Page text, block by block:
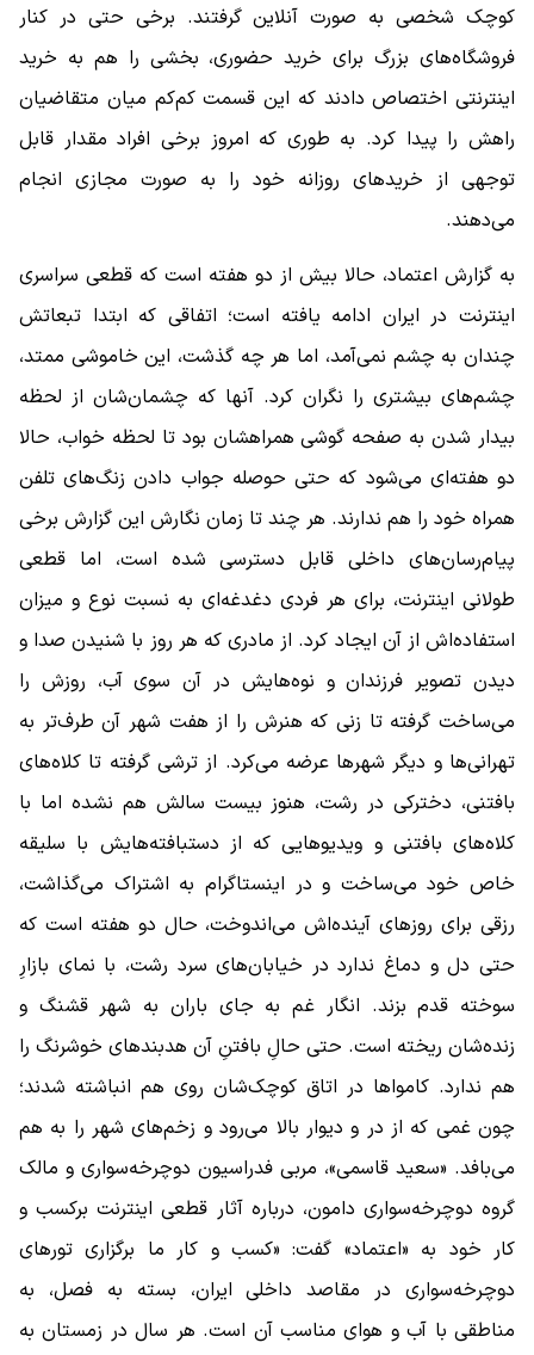
کوچک شخصی به صورت آنلاین گرفتند. برخی حتی در کنار
فروشگاه‌های بزرگ برای خرید حضوری، بخشی را هم به خرید
اینترنتی اختصاص دادند که این قسمت کم‌کم میان متقاضیان
راهش را پیدا کرد. به‌ طوری که امروز برخی افراد مقدار قابل
توجهی از خریدهای روزانه خود را به صورت مجازی انجام
می‌دهند.
به گزارش اعتماد، حالا بیش از دو هفته است که قطعی سراسری
اینترنت در ایران ادامه یافته است؛ اتفاقی که ابتدا تبعاتش
چندان به چشم نمی‌آمد، اما هر چه گذشت، این خاموشی ممتد،
چشم‌های بیشتری را نگران کرد. آنها که چشمان‌شان از لحظه
بیدار شدن به صفحه گوشی همراهشان بود تا لحظه خواب، حالا
دو هفته‌ای می‌شود که حتی حوصله جواب دادن زنگ‌های تلفن
همراه خود را هم ندارند. هر چند تا زمان نگارش این گزارش برخی
پیام‌رسان‌های داخلی قابل دسترسی شده است، اما قطعی
طولانی اینترنت، برای هر فردی دغدغه‌ای به نسبت نوع و میزان
استفاده‌اش از آن ایجاد کرد. از مادری که هر روز با شنیدن صدا و
دیدن تصویر فرزندان و نوه‌هایش در آن سوی آب، روزش را
می‌ساخت گرفته تا زنی که هنرش را از هفت شهر آن طرف‌تر به
تهرانی‌ها و دیگر شهرها عرضه می‌کرد. از ترشی گرفته تا کلاه‌های
بافتنی، دخترکی در رشت، هنوز بیست سالش هم نشده اما با
کلاه‌های بافتنی و ویدیوهایی که از دستبافته‌هایش با سلیقه
خاص خود می‌ساخت و در اینستاگرام به اشتراک می‌گذاشت،
رزقی برای روزهای آینده‌اش می‌اندوخت، حال دو هفته است که
حتی دل و دماغ ندارد در خیابان‌های سرد رشت، با نمای بازارِ
سوخته قدم بزند. انگار غم به جای باران به شهر قشنگ و
زنده‌شان ریخته است. حتی حالِ بافتنِ آن هدبندهای خوشرنگ را
هم ندارد. کامواها در اتاق کوچک‌شان روی هم انباشته شدند؛
چون غمی که از در و دیوار بالا می‌رود و زخم‌های شهر را به هم
می‌بافد. «سعید قاسمی»، مربی فدراسیون دوچرخه‌سواری و مالک
گروه دوچرخه‌سواری دامون، درباره آثار قطعی اینترنت برکسب و
کار خود به «اعتماد» گفت: «کسب و کار ما برگزاری تورهای
دوچرخه‌سواری در مقاصد داخلی ایران، بسته به فصل، به
مناطقی با آب و هوای مناسب آن است. هر سال در زمستان به